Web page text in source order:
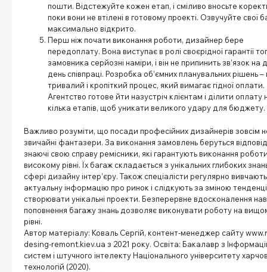
пошти. Відстежуйте кожен етап, і сміливо вносьте
поки вони не втілені в готовому проекті. Озвучуйте свої
максимально відкрито.
Перш ніж почати виконання роботи, дизайнер бере
передоплату. Вона виступає в ролі своєрідної гарантії
замовника серйозні наміри, і він не припинить зв’язок на
день співпраці. Розробка об’ємних планувальних рішень –
тривалий і кропіткий процес, який вимагає гідної оплати.
Агентство готове йти назустріч клієнтам і ділити оплату
кілька етапів, щоб уникати великого удару для бюджету.
Важливо розуміти, що посади професійних дизайнерів зовсім
звичайні фантазери. За виконання замовлень беруться
знаючі свою справу ремісники, які гарантують виконання
високому рівні. Їх багаж складається з унікальних глибоких
сфері дизайну інтер’єру. Також спеціалісти регулярно вивчають
актуальну інформацію про ринок і слідкують за зміною
створювати унікальні проекти. Безперервне вдосконалення
поповнення багажу знань дозволяє виконувати роботу на
рівні.
Автор матеріалу: Коваль Сергій, контент-менеджер сайту
desing-remont.kiev.ua з 2021 року. Освіта: Бакалавр з
систем і штучного інтелекту Національного університету
технологій (2020).